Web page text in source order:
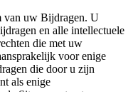
van uw Bijdragen. U
en alle intellectuele
die met uw
voor enige
die door u zijn
als enige